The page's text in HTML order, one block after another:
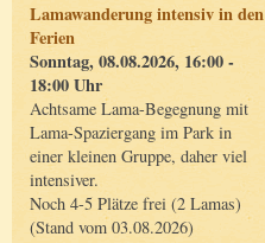
Lamawanderung intensiv in den
Ferien
Sonntag, 08.08.2026, 16:00 -
18:00 Uhr
Achtsame Lama-Begegnung mit
Lama-Spaziergang im Park in
einer kleinen Gruppe, daher viel
intensiver.
Noch 4-5 Plätze frei (2 Lamas)
(Stand vom 03.08.2026)